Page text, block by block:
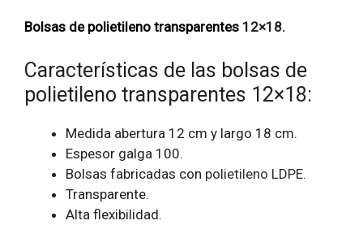
Bolsas de polietileno transparentes 12×18.
Características de las bolsas de
polietileno transparentes 12×18:
Medida abertura 12 cm y largo 18 cm.
Espesor galga 100.
Bolsas fabricadas con polietileno LDPE.
Transparente.
Alta flexibilidad.